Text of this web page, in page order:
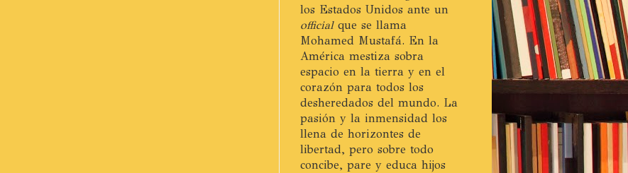
los Estados Unidos ante un
officialque se llama
Mohamed Mustafá. En la
América mestiza sobra
espacio en la tierra y en el
corazón para todos los
desheredados del mundo. La
pasión y la inmensidad los
llena de horizontes de
libertad, pero sobre todo
concibe, pare y educa hijos